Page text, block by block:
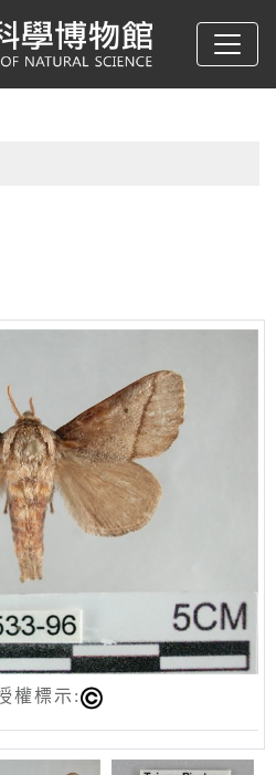
自然科學
權標示: